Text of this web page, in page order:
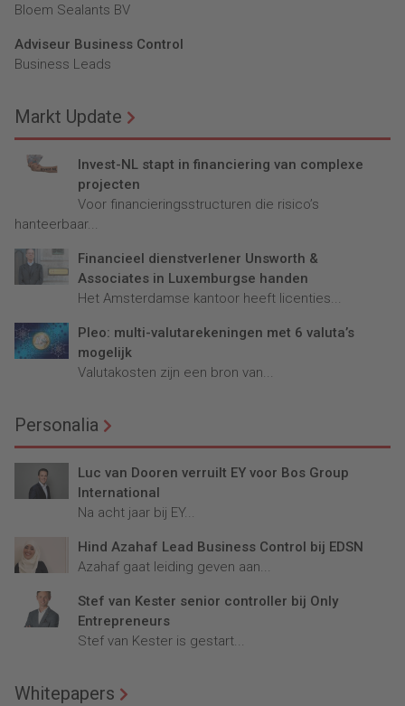
Bloem Sealants BV
Adviseur Business Control
Business Leads
Markt Update
Invest-NL stapt in financiering van complexe
projecten
Voor financieringsstructuren die risico’s
hanteerbaar...
Financieel dienstverlener Unsworth &
Associates in Luxemburgse handen
Het Amsterdamse kantoor heeft licenties...
Pleo: multi-valutarekeningen met 6 valuta’s
mogelijk
Valutakosten zijn een bron van...
Personalia
Luc van Dooren verruilt EY voor Bos Group
International
Na acht jaar bij EY...
Hind Azahaf Lead Business Control bij EDSN
Azahaf gaat leiding geven aan...
Stef van Kester senior controller bij Only
Entrepreneurs
Stef van Kester is gestart...
Whitepapers